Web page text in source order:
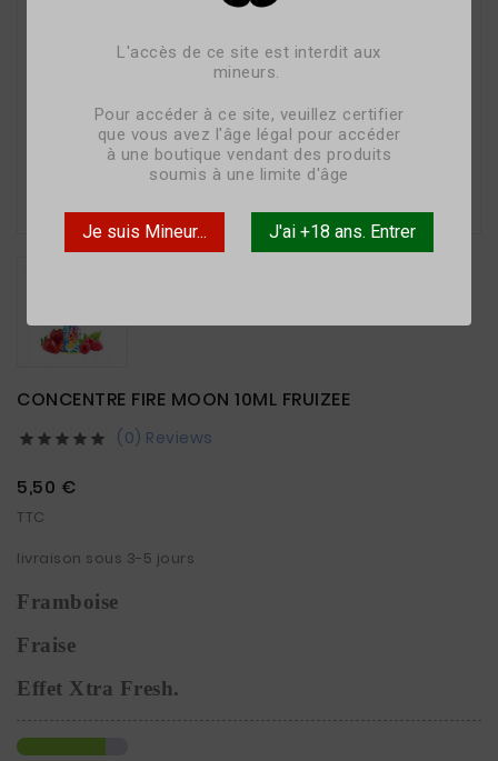
L'accès de ce site est interdit aux
mineurs.
Pour accéder à ce site, veuillez certifier
que vous avez l'âge légal pour accéder
à une boutique vendant des produits
soumis à une limite d'âge
Je suis Mineur... J'ai +18 ans. Entrer
CONCENTRE FIRE MOON 10ML FRUIZEE
     (0) Reviews
5,50 €
TTC
livraison sous 3-5 jours
Framboise
Fraise
Effet Xtra Fresh.